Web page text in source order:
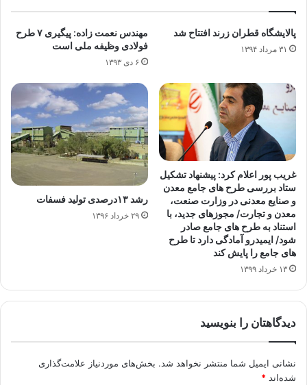
پالایشگاه قطران زرند افتتاح شد
۳۱ مرداد ۱۳۹۴
مهندس نعمت زاده: پیگیری ۷ طرح
فولادی وظیفه ملی است
۶ دی ۱۳۹۳
غریب پور اعلام کرد: پیشنهاد تشکیل
ستاد بررسی طرح های جامع معدن
و صنایع معدنی در وزارت صنعت،
معدن و تجارت/ مجوزهای جدید، با
استناد به طرح های جامع صادر
شود/ ایمیدرو آمادگی دارد تا طرح
های جامع را پایش کند
۱۳ خرداد ۱۳۹۹
رشد ۱۳درصدی تولید فسفات
۲۹ خرداد ۱۳۹۶
دیدگاهتان را بنویسید
نشانی ایمیل شما منتشر نخواهد شد. بخش‌های موردنیاز علامت‌گذاری
شده‌اند *